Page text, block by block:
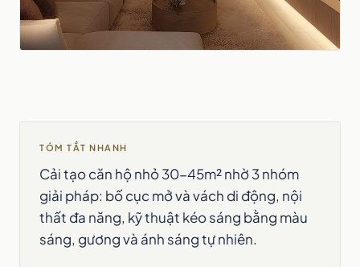
TÓM TẮT NHANH
Cải tạo căn hộ nhỏ 30-45m² nhờ 3 nhóm
giải pháp: bố cục mở và vách di động, nội
thất đa năng, kỹ thuật kéo sáng bằng màu
sáng, gương và ánh sáng tự nhiên.